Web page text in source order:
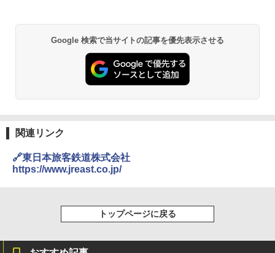
￥2,695
僕が見た未来【完全版】
A09 地球の歩き方 イタリア 2026～2027 地
￥2,479
PYKES PEAK (パイクスピーク) 着替えテン
ト プライバシー テント 【中が透けない】 1
人用 折りたたみ 防災グッズ 災害用トイレ ビ
ーチ ピクニック ポップアップテント 携帯 簡
易 トイレテント (ブラック)
テント ワンタッチ RENEW 幅200 2-3人用 43
500002(88859)
[キャンパーズコレクション 山善] 傘みたいに
ーティング フルクローズ メッシュ 3-4人用
BUNDOK(バンドック)ソロ ドーム 1 EX BDK
レーム ドーム型 テント
￥14,800
DEWEL パラソル 大型 ビーチ アウトドアパ
￥6,459
0ml（連続噴射30秒）110ml（連続噴射15
秒）射程5～10m 安全ロック搭載 携帯収納袋
関の購入実績 登山・キャンプ・アウトドア・
Google 検索で当サイトの記事を優先表示させる
関連リンク
🔗東日本旅客鉄道株式会社
https://www.jreast.co.jp/
トップページに戻る